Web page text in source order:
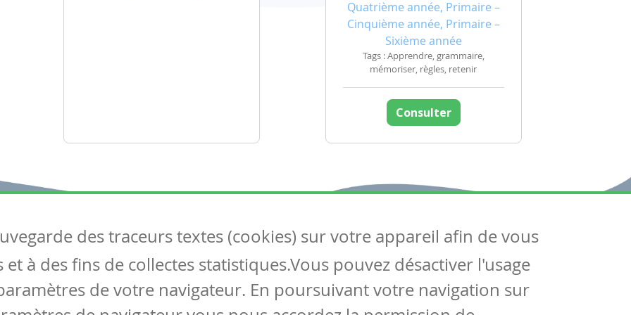
Quatrième année, Primaire –
Cinquième année, Primaire –
Sixième année
Tags : Apprendre, grammaire,
mémoriser, règles, retenir
Consulter
Articles
Tous les articles
Articles DYS
Suivez-nous
Contactez-nous
Soutien scolaire
des traceurs textes (cookies) sur votre appareil afin de vous
à des fins de collectes statistiques.Vous pouvez désactiver l'usage
de votre navigateur. En poursuivant votre navigation sur